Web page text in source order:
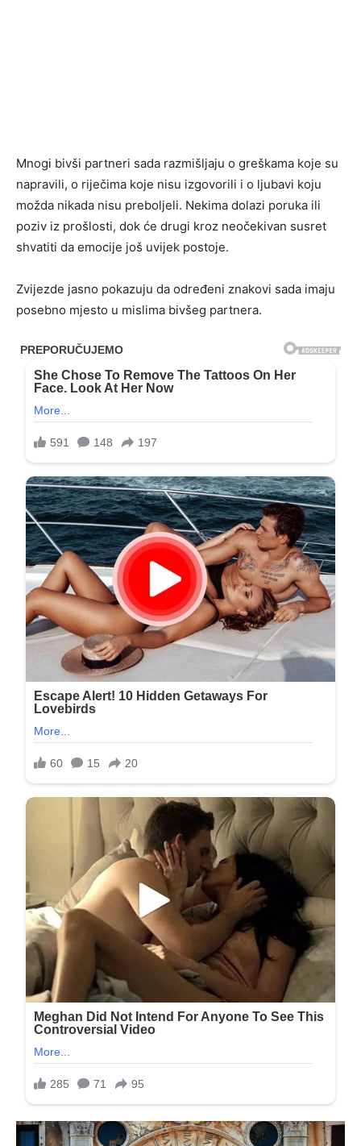
Mnogi bivši partneri sada razmišljaju o greškama koje su
napravili, o riječima koje nisu izgovorili i o ljubavi koju
možda nikada nisu preboljeli. Nekima dolazi poruka ili
poziv iz prošlosti, dok će drugi kroz neočekivan susret
shvatiti da emocije još uvijek postoje.
Zvijezde jasno pokazuju da određeni znakovi sada imaju
posebno mjesto u mislima bivšeg partnera.